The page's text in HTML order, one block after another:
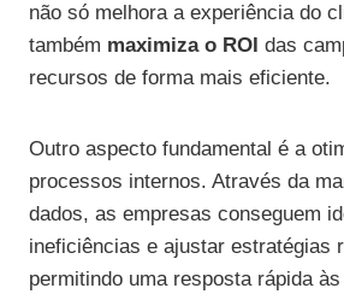
não só melhora a experiência do
também maximiza o ROI das
recursos de forma mais eficiente.
Outro aspecto fundamental é a
processos internos. Através da
dados, as empresas conseguem
ineficiências e ajustar estratégias
permitindo uma resposta rápida